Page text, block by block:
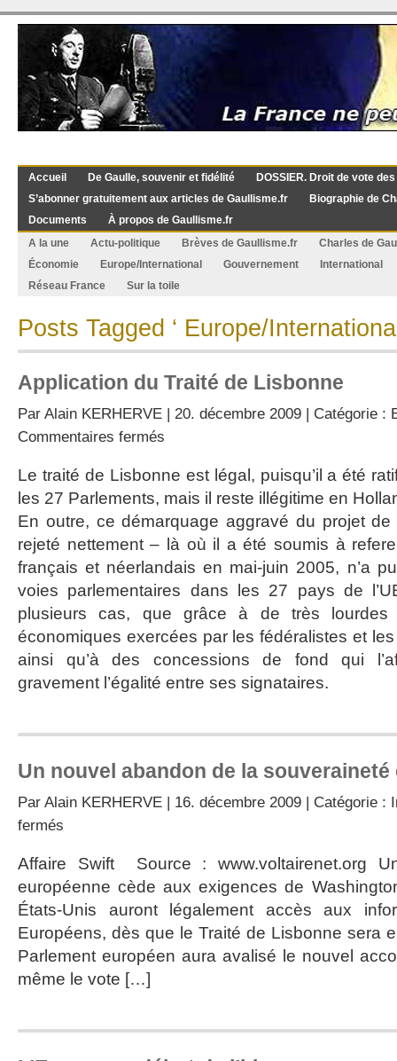
Accueil De Gaulle, souvenir et fidélité
DOSSIER. Droit de vote
S’abonner gratuitement aux articles de Gaullisme.fr
Biographie de
Documents
À propos de Gaullisme.fr
A la une
Actu-politique Brèves de Gaullisme.fr
Charles de
Économie
Europe/International Gouvernement
International
Réseau France
Sur la toile
Posts Tagged ‘ Europe/
Application du Traité de Lisbonne
Par Alain KERHERVE | 20. décembre 2009 | Catégorie :
Commentaires fermés
Traité
de
Le traité de Lisbonne est légal, puisqu’il a été
les 27 Parlements, mais il reste illégitime en
En outre, ce démarquage aggravé du projet de
rejeté nettement – là où il a été soumis à
français et néerlandais en mai-juin 2005, n’a
voies parlementaires dans les 27 pays de
plusieurs cas, que grâce à de très lourdes
économiques exercées par les fédéralistes et
ainsi qu’à des concessions de fond qui
gravement l’égalité entre ses signataires.
Un nouvel abandon de la souveraineté
Par Alain KERHERVE | 16. décembre 2009 | Catégorie :
fermés
abandon
de
souveraineté
européenne
Affaire Swift Source : www.voltairenet.org
européenne cède aux exigences de
États-Unis auront légalement accès aux
Européens, dès que le Traité de Lisbonne sera
Parlement européen aura avalisé le nouvel
même le vote […]